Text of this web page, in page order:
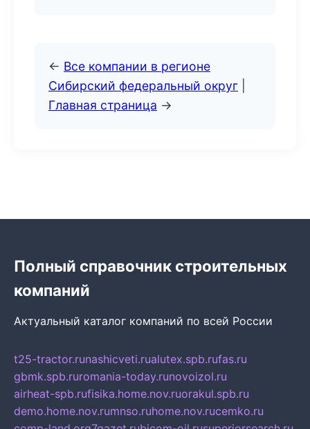
← Все компании в регионе
Сибирский федеральный округ
Главная страница →
Полный справочник строительных
компаний
Актуальный каталог компаний по всей России
t25-tractor.runashicveti.rualutex.spb.rufas.ru
gbmk.spb.ruromania-today.runovoizol.ru
airheat-spb.rufisika.home.nov.ruorakul.spb.ru
demo.home.nov.rumnso.ruhome.nov.rucemko.ru